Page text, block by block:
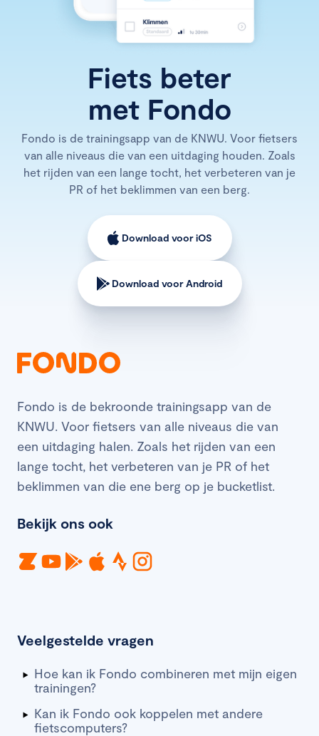
Fiets beter
met Fondo
Fondo is de trainingsapp van de KNWU. Voor fietsers
van alle niveaus die van een uitdaging houden. Zoals
het rijden van een lange tocht, het verbeteren van je
PR of het beklimmen van een berg.
Download voor iOS
Download voor Android
Fondo is de bekroonde trainingsapp van de
KNWU. Voor fietsers van alle niveaus die van
een uitdaging halen. Zoals het rijden van een
lange tocht, het verbeteren van je PR of het
beklimmen van die ene berg op je bucketlist.
Bekijk ons ook
Veelgestelde vragen
Hoe kan ik Fondo combineren met mijn eigen
trainingen?
Kan ik Fondo ook koppelen met andere
fietscomputers?